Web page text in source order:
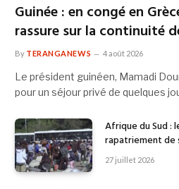
Guinée : en congé en
rassure sur la continuité
By TERANGANEWS 4 août 2026
Le président guinéen, Mamadi
pour un séjour privé de quelques
Afrique du Sud :
rapatriement de
27 juillet 2026